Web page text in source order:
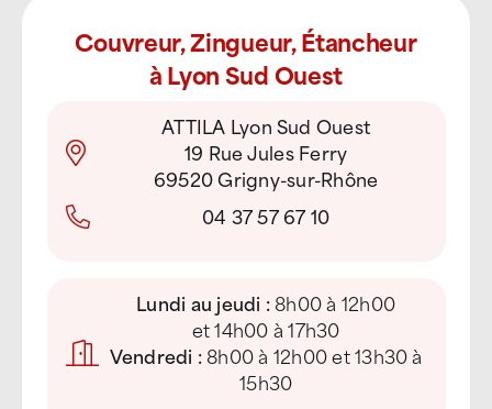
Couvreur, Zingueur, Étancheur
à Lyon Sud Ouest
ATTILA Lyon Sud Ouest
19 Rue Jules Ferry
69520 Grigny-sur-Rhône
04 37 57 67 10
Lundi au jeudi :8h00 à 12h00
et 14h00 à 17h30
Vendredi :8h00 à 12h00 et 13h30 à
15h30